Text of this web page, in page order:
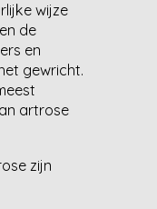
wijze
de
en
gewricht.
artrose
zijn